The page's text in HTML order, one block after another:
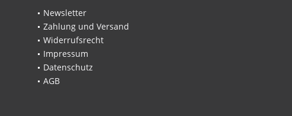
Newsletter
Zahlung und Versand
Widerrufsrecht
Impressum
Datenschutz
AGB